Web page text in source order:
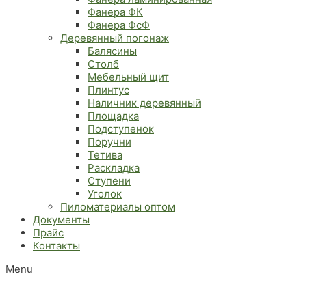
Фанера ФК
Фанера ФсФ
Деревянный погонаж
Балясины
Столб
Мебельный щит
Плинтус
Наличник деревянный
Площадка
Подступенок
Поручни
Тетива
Раскладка
Ступени
Уголок
Пиломатериалы оптом
Документы
Прайс
Контакты
Menu